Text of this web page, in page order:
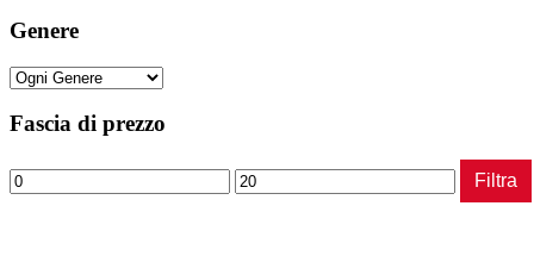
Genere
Fascia di prezzo
Prezzo
Min
Prezzo
Max
Filtra